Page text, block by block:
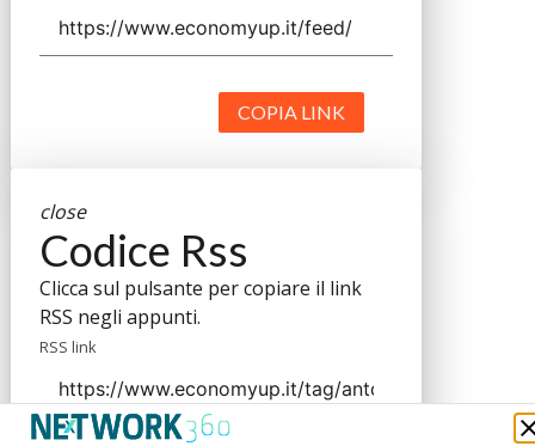
COPIA LINK
close
Codice Rss
Clicca sul pulsante per copiare il link
RSS negli appunti.
RSS link